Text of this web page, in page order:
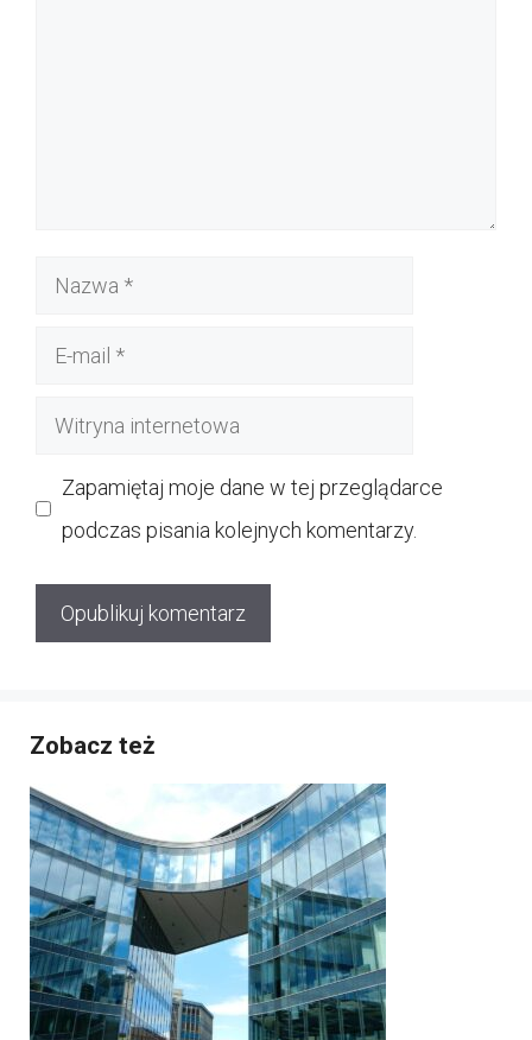
Nazwa
Witryna
Zapamiętaj moje dane w tej przeglądarce
podczas pisania kolejnych komentarzy.
Zobacz też